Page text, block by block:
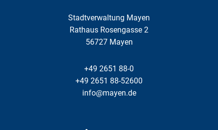
Stadtverwaltung Mayen
Rathaus Rosengasse 2
56727 Mayen
+49 2651 88-0
+49 2651 88-52600
info@mayen.de